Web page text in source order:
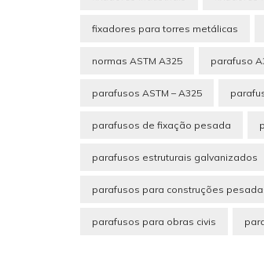
fixadores para torres metálicas
normas ASTM A325 parafuso
parafusos ASTM – A325
parafusos de fixação pesada
parafusos estruturais galvanizados
parafusos para construções
parafusos para obras civis